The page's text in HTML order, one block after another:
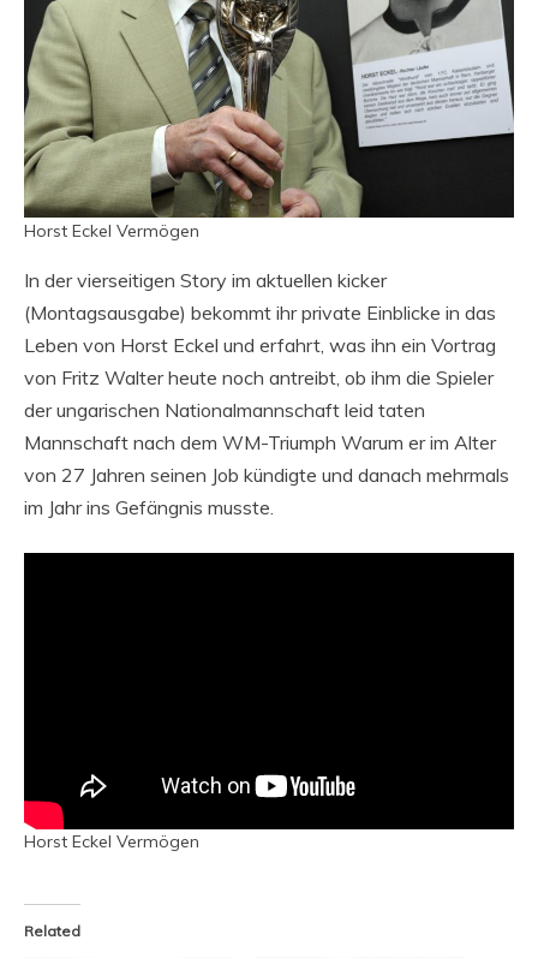
Horst Eckel Vermögen
In der vierseitigen Story im aktuellen kicker
(Montagsausgabe) bekommt ihr private Einblicke in das
Leben von Horst Eckel und erfahrt, was ihn ein Vortrag
von Fritz Walter heute noch antreibt, ob ihm die Spieler
der ungarischen Nationalmannschaft leid taten
Mannschaft nach dem WM-Triumph Warum er im Alter
von 27 Jahren seinen Job kündigte und danach mehrmals
im Jahr ins Gefängnis musste.
Horst Eckel Vermögen
Related